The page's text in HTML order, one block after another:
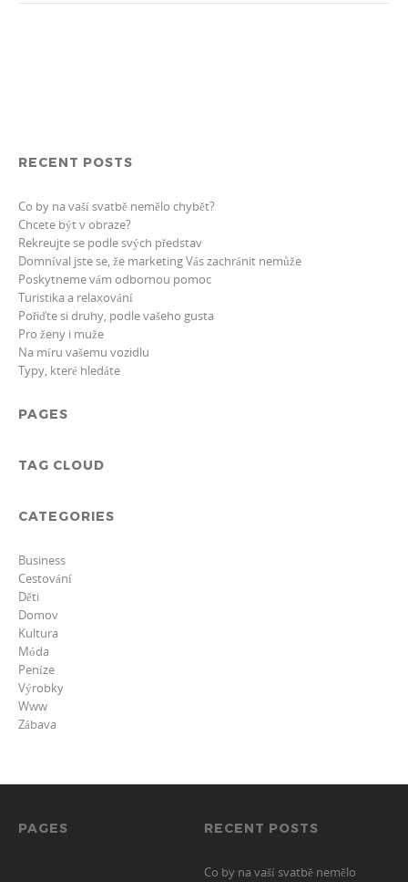
RECENT POSTS
Co by na vaší svatbě nemělo chybět?
Chcete být v obraze?
Rekreujte se podle svých představ
Domníval jste se, že marketing Vás zachránit nemůže
Poskytneme vám odbornou pomoc
Turistika a relaxování
Pořiďte si druhy, podle vašeho gusta
Pro ženy i muže
Na míru vašemu vozidlu
Typy, které hledáte
PAGES
TAG CLOUD
CATEGORIES
Business
Cestování
Děti
Domov
Kultura
Móda
Peníze
Výrobky
Www
Zábava
PAGES RECENT POSTS
Co by na vaší svatbě nemělo